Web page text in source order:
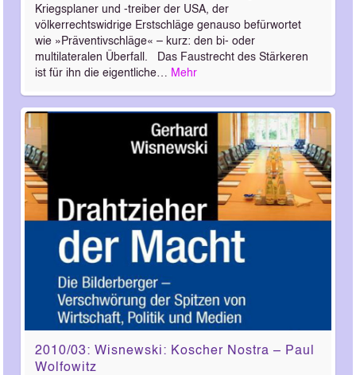
Kriegsplaner und -treiber der USA, der
völkerrechtswidrige Erstschläge genauso befürwortet
wie »Präventivschläge« – kurz: den bi- oder
multilateralen Überfall. Das Faustrecht des Stärkeren
ist für ihn die eigentliche… Mehr
2010/03: Wisnewski: Koscher Nostra – Paul
Wolfowitz